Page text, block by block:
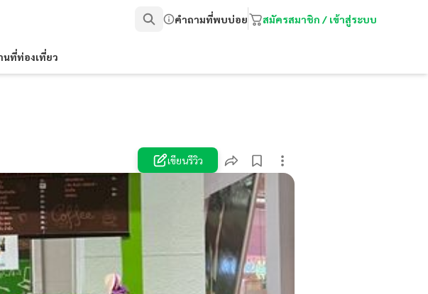
คำถามที่พบบ่อย สมัครสมาชิก / เข้าสู่ระบบ
นที่ท่องเที่ยว
เขียนรีวิว